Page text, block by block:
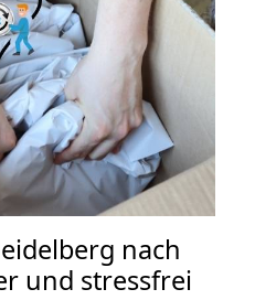
nach
und stressfrei